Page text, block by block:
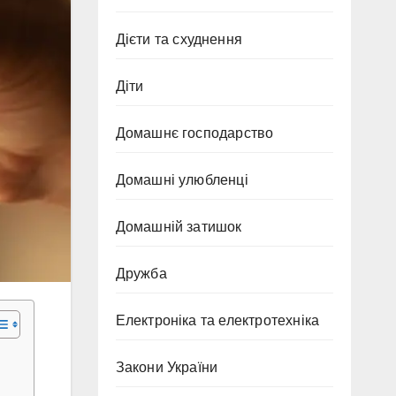
Дієти та схуднення
Діти
Домашнє господарство
Домашні улюбленці
Домашній затишок
Дружба
Електроніка та електротехніка
Закони України